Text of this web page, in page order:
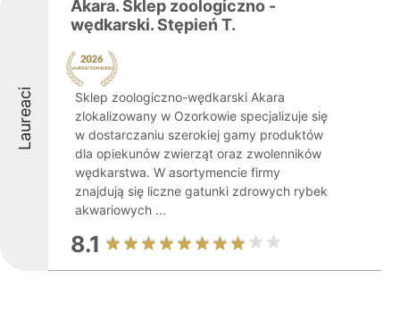
Laureaci
Akara. Sklep zoologiczno -
wędkarski. Stępień T.
Sklep zoologiczno-wędkarski Akara
zlokalizowany w Ozorkowie specjalizuje się
w dostarczaniu szerokiej gamy produktów
dla opiekunów zwierząt oraz zwolenników
wędkarstwa. W asortymencie firmy
znajdują się liczne gatunki zdrowych rybek
akwariowych ...
8.1